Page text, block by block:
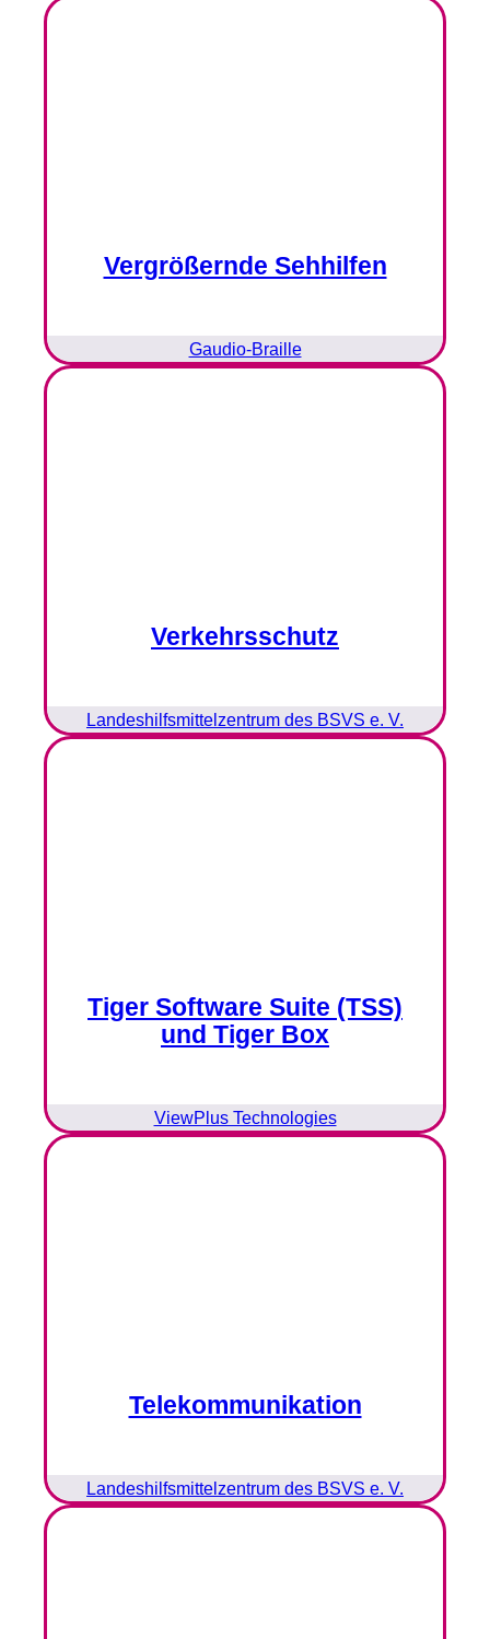
Vergrößernde Sehhilfen
Gaudio-Braille
Verkehrsschutz
Landeshilfsmittelzentrum des BSVS e. V.
Tiger Software Suite (TSS)
und Tiger Box
ViewPlus Technologies
Telekommunikation
Landeshilfsmittelzentrum des BSVS e. V.